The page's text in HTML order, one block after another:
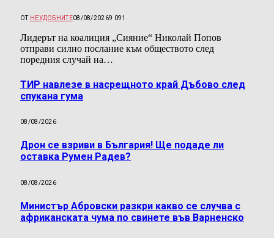
ОТ НЕУДОБНИТЕ08/08/20269 091
Лидерът на коалиция „Сияние“ Николай Попов
отправи силно послание към обществото след
поредния случай на…
ТИР навлезе в насрещното край Дъбово след
спукана гума
08/08/2026
Дрон се взриви в България! Ще подаде ли
оставка Румен Радев?
08/08/2026
Министър Абровски разкри какво се случва с
африканската чума по свинете във Варненско